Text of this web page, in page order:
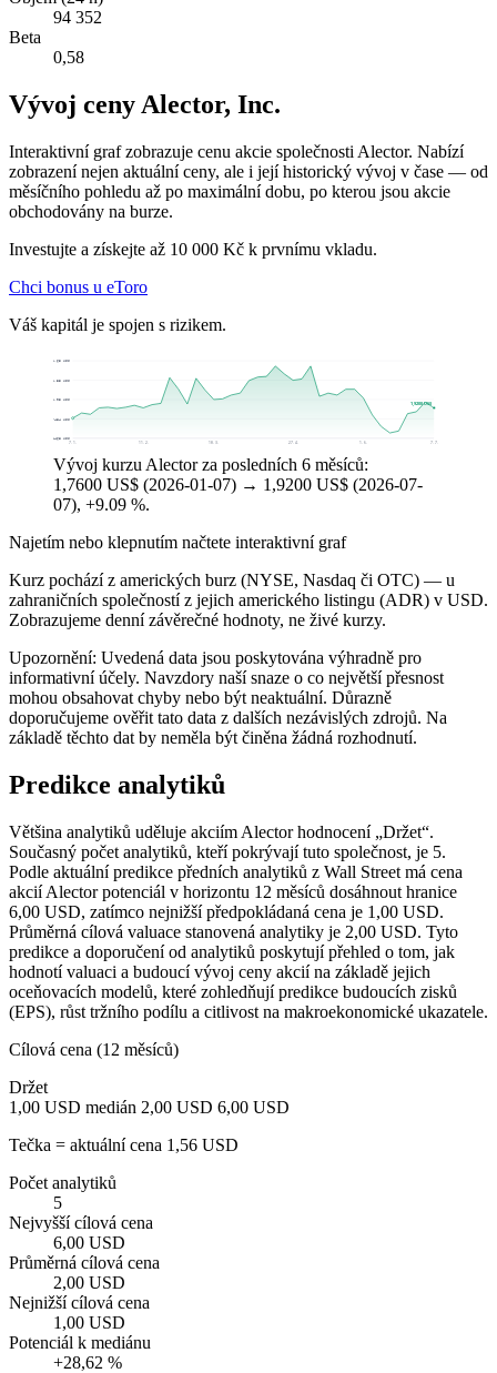
94 352
Beta
0,58
Vývoj ceny Alector, Inc.
Interaktivní graf zobrazuje cenu akcie společnosti Alector. Nabízí
zobrazení nejen aktuální ceny, ale i její historický vývoj v čase — od
měsíčního pohledu až po maximální dobu, po kterou jsou akcie
obchodovány na burze.
Investujte a získejte až 10 000 Kč k prvnímu vkladu.
Chci bonus u eToro
Váš kapitál je spojen s rizikem.
1,4468 US$
1,7484 US$
2,05 US$
2,35 US$
2,65 US$
7. 1. 11. 2. 18. 3. 27. 4. 1. 6. 7. 7.
1,9200 US$
Vývoj kurzu Alector za posledních 6 měsíců:
1,7600 US$ (2026-01-07) → 1,9200 US$ (2026-07-
07), +9.09 %.
Najetím nebo klepnutím načtete interaktivní graf
Kurz pochází z amerických burz (NYSE, Nasdaq či OTC) — u
zahraničních společností z jejich amerického listingu (ADR) v USD.
Zobrazujeme denní závěrečné hodnoty, ne živé kurzy.
Upozornění: Uvedená data jsou poskytována výhradně pro
informativní účely. Navzdory naší snaze o co největší přesnost
mohou obsahovat chyby nebo být neaktuální. Důrazně
doporučujeme ověřit tato data z dalších nezávislých zdrojů. Na
základě těchto dat by neměla být činěna žádná rozhodnutí.
Predikce analytiků
Většina analytiků uděluje akciím Alector hodnocení „Držet“.
Současný počet analytiků, kteří pokrývají tuto společnost, je 5.
Podle aktuální predikce předních analytiků z Wall Street má cena
akcií Alector potenciál v horizontu 12 měsíců dosáhnout hranice
6,00 USD, zatímco nejnižší předpokládaná cena je 1,00 USD.
Průměrná cílová valuace stanovená analytiky je 2,00 USD. Tyto
predikce a doporučení od analytiků poskytují přehled o tom, jak
hodnotí valuaci a budoucí vývoj ceny akcií na základě jejich
oceňovacích modelů, které zohledňují predikce budoucích zisků
(EPS), růst tržního podílu a citlivost na makroekonomické ukazatele.
Cílová cena (12 měsíců)
Držet
1,00 USD medián 2,00 USD 6,00 USD
Tečka = aktuální cena 1,56 USD
Počet analytiků
5
Nejvyšší cílová cena
6,00 USD
Průměrná cílová cena
2,00 USD
Nejnižší cílová cena
1,00 USD
Potenciál k mediánu
+28,62 %